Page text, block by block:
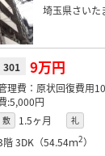
埼玉県さいた
301 9万円
原状回復費用
5,000円
敷 1.5ヶ月 礼
階3DK（54.54ｍ2）